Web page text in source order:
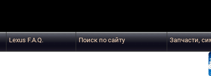
Lexus F.A.Q. Поиск по сайту Запчасти,